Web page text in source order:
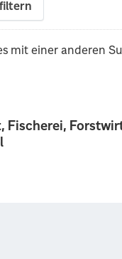
Fischerei,
mit einer anderen